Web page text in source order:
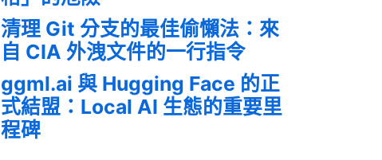
清理 Git 分支的最佳偷懶法：來
自 CIA 外洩文件的一行指令
ggml.ai 與 Hugging Face 的正
式結盟：Local AI 生態的重要里
程碑